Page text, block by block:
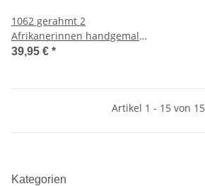
1062 gerahmt 2
Afrikanerinnen handgemalt
auf Leinwand 34 x 50 cm
39,95 € *
Artikel 1 - 15 von 15
Kategorien